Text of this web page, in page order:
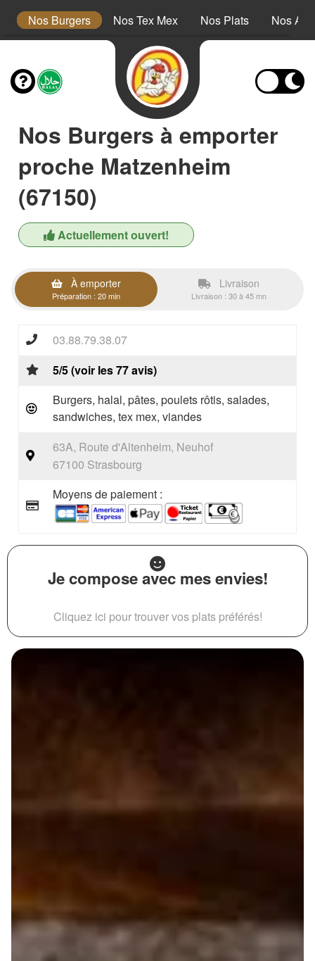
Nos Burgers Nos Tex Mex Nos Plats Nos
Nos Burgers à emporter
proche Matzenheim
(67150)
Actuellement ouvert!
À emporter
Préparation : 20 min
Livraison
Livraison : 30 à 45 mn
03.88.79.38.07
5/5 (voir les 77 avis)
Burgers, halal, pâtes, poulets rôtis, salades,
sandwiches, tex mex, viandes
63A, Route d'Altenheim, Neuhof
67100 Strasbourg
Moyens de paiement :
Je compose avec mes envies!
Cliquez ici pour trouver vos plats préférés!